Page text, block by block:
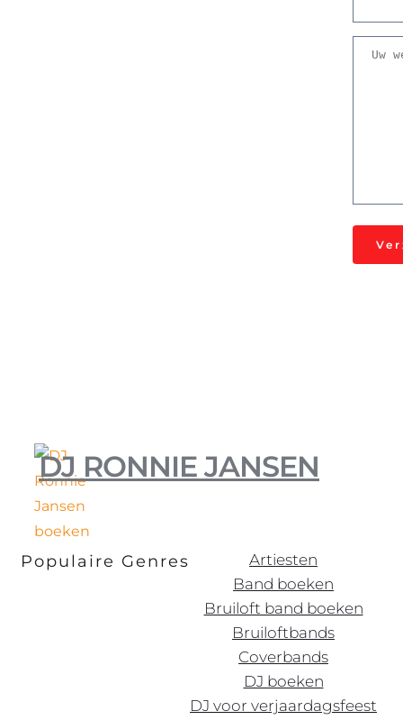
DJ RONNIE JANSEN
Populaire Genres
Artiesten
Band boeken
Bruiloft band boeken
Bruiloftbands
Coverbands
DJ boeken
DJ voor verjaardagsfeest